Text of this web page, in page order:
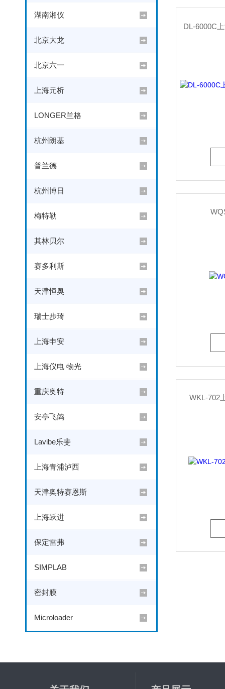
湖南湘仪
北京大龙
北京六一
上海元析
LONGER兰格
杭州朗基
普兰德
杭州博日
梅特勒
其林贝尔
赛多利斯
天津恒奥
瑞士步琦
上海申安
上海仪电 物光
重庆奥特
安亭飞鸽
Lavibe乐斐
上海青浦泸西
天津奥特赛恩斯
上海跃进
保定雷弗
SIMPLAB
密封膜
Microloader
WKL-702